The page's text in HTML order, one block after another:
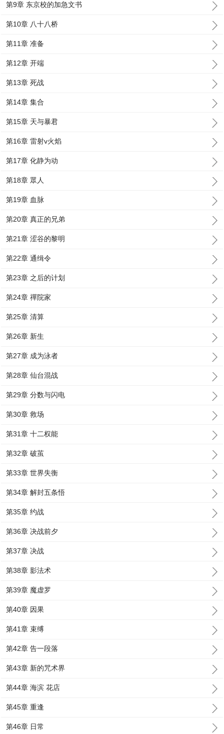
第9章 东京校的加急文书
第10章 八十八桥
第11章 准备
第12章 开端
第13章 死战
第14章 集合
第15章 天与暴君
第16章 雷射v火焰
第17章 化静为动
第18章 眾人
第19章 血脉
第20章 真正的兄弟
第21章 涩谷的黎明
第22章 通缉令
第23章 之后的计划
第24章 禪院家
第25章 清算
第26章 新生
第27章 成为泳者
第28章 仙台混战
第29章 分数与闪电
第30章 救场
第31章 十二权能
第32章 破茧
第33章 世界失衡
第34章 解封五条悟
第35章 约战
第36章 决战前夕
第37章 决战
第38章 影法术
第39章 魔虚罗
第40章 因果
第41章 束缚
第42章 告一段落
第43章 新的咒术界
第44章 海滨 花店
第45章 重逢
第46章 日常